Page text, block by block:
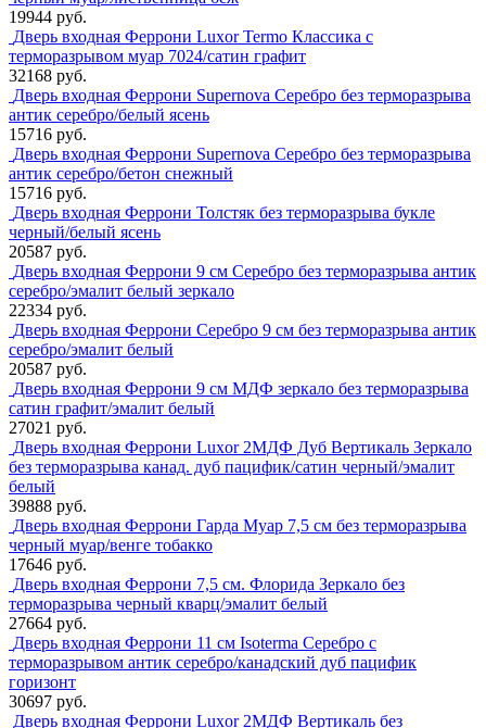
19944 руб.
Дверь входная Феррони Luxor Termo Классика с
терморазрывом муар 7024/сатин графит
32168 руб.
Дверь входная Феррони Supernova Серебро без терморазрыва
антик серебро/белый ясень
15716 руб.
Дверь входная Феррони Supernova Серебро без терморазрыва
антик серебро/бетон снежный
15716 руб.
Дверь входная Феррони Толстяк без терморазрыва букле
черный/белый ясень
20587 руб.
Дверь входная Феррони 9 см Серебро без терморазрыва антик
серебро/эмалит белый зеркало
22334 руб.
Дверь входная Феррони Серебро 9 см без терморазрыва антик
серебро/эмалит белый
20587 руб.
Дверь входная Феррони 9 см МДФ зеркало без терморазрыва
сатин графит/эмалит белый
27021 руб.
Дверь входная Феррони Luxor 2МДФ Дуб Вертикаль Зеркало
без терморазрыва канад. дуб пацифик/сатин черный/эмалит
белый
39888 руб.
Дверь входная Феррони Гарда Муар 7,5 см без терморазрыва
черный муар/венге тобакко
17646 руб.
Дверь входная Феррони 7,5 см. Флорида Зеркало без
терморазрыва черный кварц/эмалит белый
27664 руб.
Дверь входная Феррони 11 см Isoterma Серебро с
терморазрывом антик серебро/канадский дуб пацифик
горизонт
30697 руб.
Дверь входная Феррони Luxor 2МДФ Вертикаль без